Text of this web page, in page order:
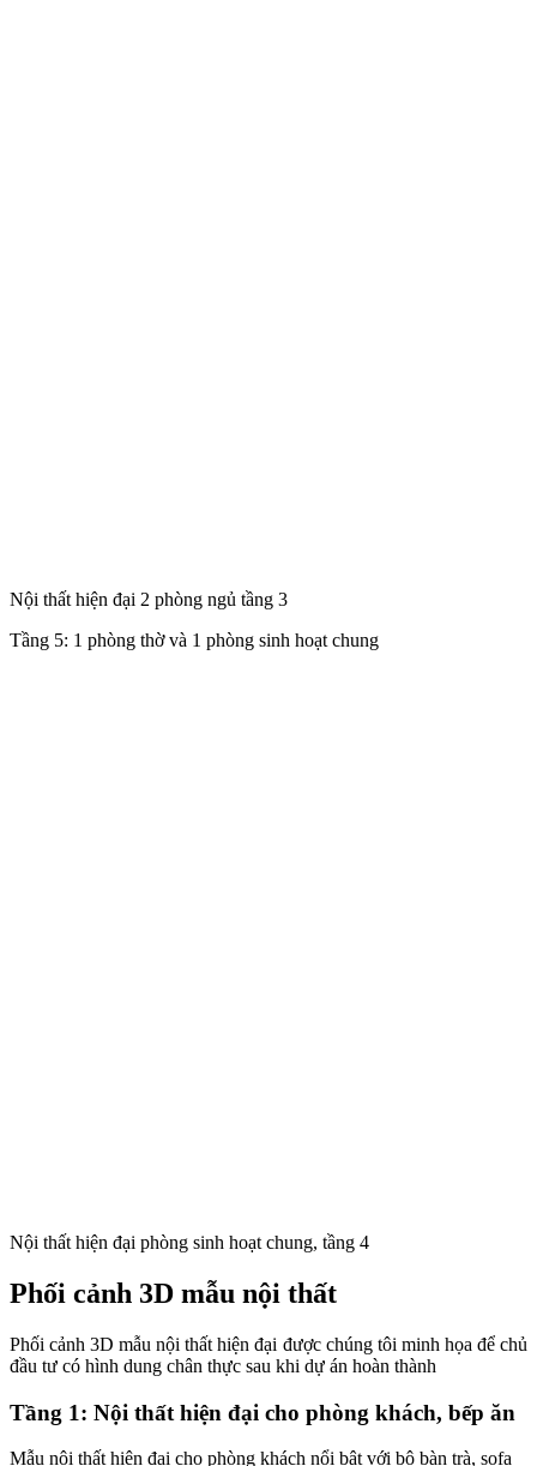
Nội thất hiện đại 2 phòng ngủ tầng 3
Tầng 5: 1 phòng thờ và 1 phòng sinh hoạt chung
Nội thất hiện đại phòng sinh hoạt chung, tầng 4
Phối cảnh 3D mẫu nội thất
Phối cảnh 3D mẫu nội thất hiện đại được chúng tôi minh họa để chủ
đầu tư có hình dung chân thực sau khi dự án hoàn thành
Tầng 1: Nội thất hiện đại cho phòng khách, bếp ăn
Mẫu nội thất hiện đại cho phòng khách nổi bật với bộ bàn trà, sofa